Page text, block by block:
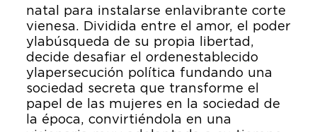
natal para instalarse en la vibrante corte
vienesa. Dividida entre el amor, el poder
y la búsqueda de su propia libertad,
decide desafiar el orden establecido
y la persecución política fundando una
sociedad secreta que transforme el
papel de las mujeres en la sociedad de
la época, convirtiéndola en una